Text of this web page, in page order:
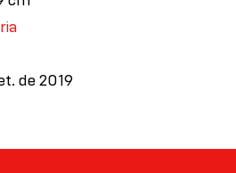
são essenciais para
dividida pelo fanatismo e
de 2019